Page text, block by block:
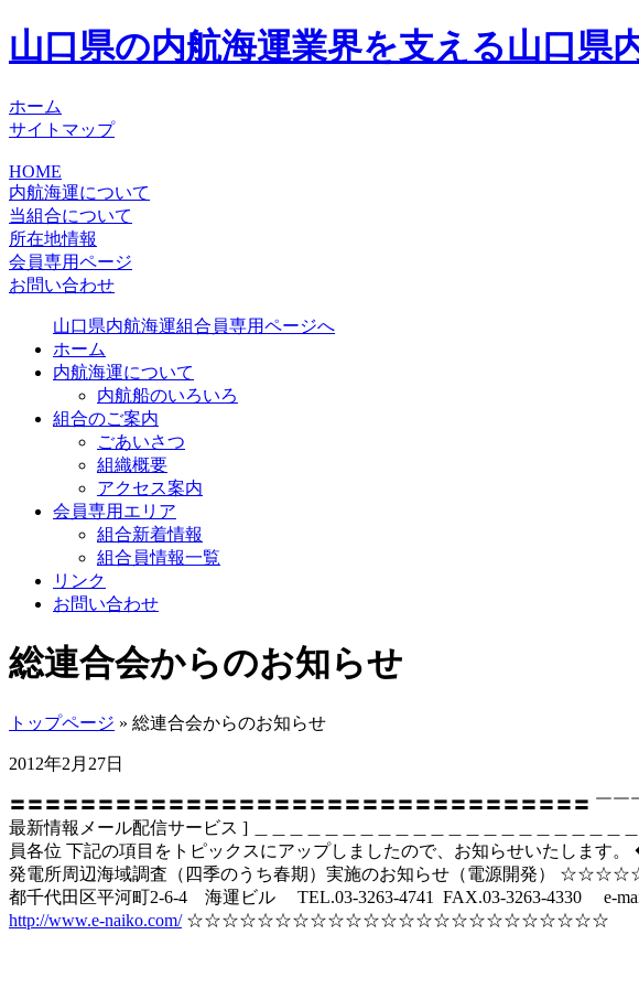
山口県の内航海運業界を支える山口県
ホーム
サイトマップ
HOME
内航海運について
当組合について
所在地情報
会員専用ページ
お問い合わせ
山口県内航海運組合員専用ページへ
ホーム
内航海運について
内航船のいろいろ
組合のご案内
ごあいさつ
組織概要
アクセス案内
会員専用エリア
組合新着情報
組合員情報一覧
リンク
お問い合わせ
総連合会からのお知らせ
トップページ » 総連合会からのお知らせ
2012年2月27日
〓〓〓〓〓〓〓〓〓〓〓〓〓〓〓〓〓〓〓〓〓〓〓〓〓〓〓〓〓
最新情報メール配信サービス ] ＿＿＿＿＿＿＿＿＿＿＿＿＿＿＿＿＿＿＿＿＿
員各位 下記の項目をトピックスにアップしましたので、お知らせいたします
発電所周辺海域調査（四季のうち春期）実施のお知らせ（電源
都千代田区平河町2-6-4 海運ビル TEL.03-3263-4741 FAX.03-3263-4330 e-
http://www.e-naiko.com/☆☆☆☆☆☆☆☆☆☆☆☆☆☆☆☆☆☆☆☆☆☆☆☆